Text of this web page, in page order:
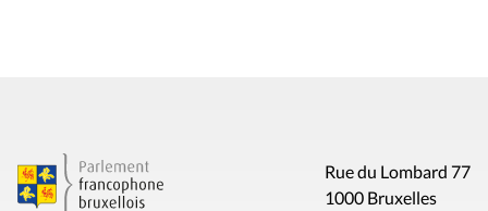
Rue du Lombard 77
1000 Bruxelles